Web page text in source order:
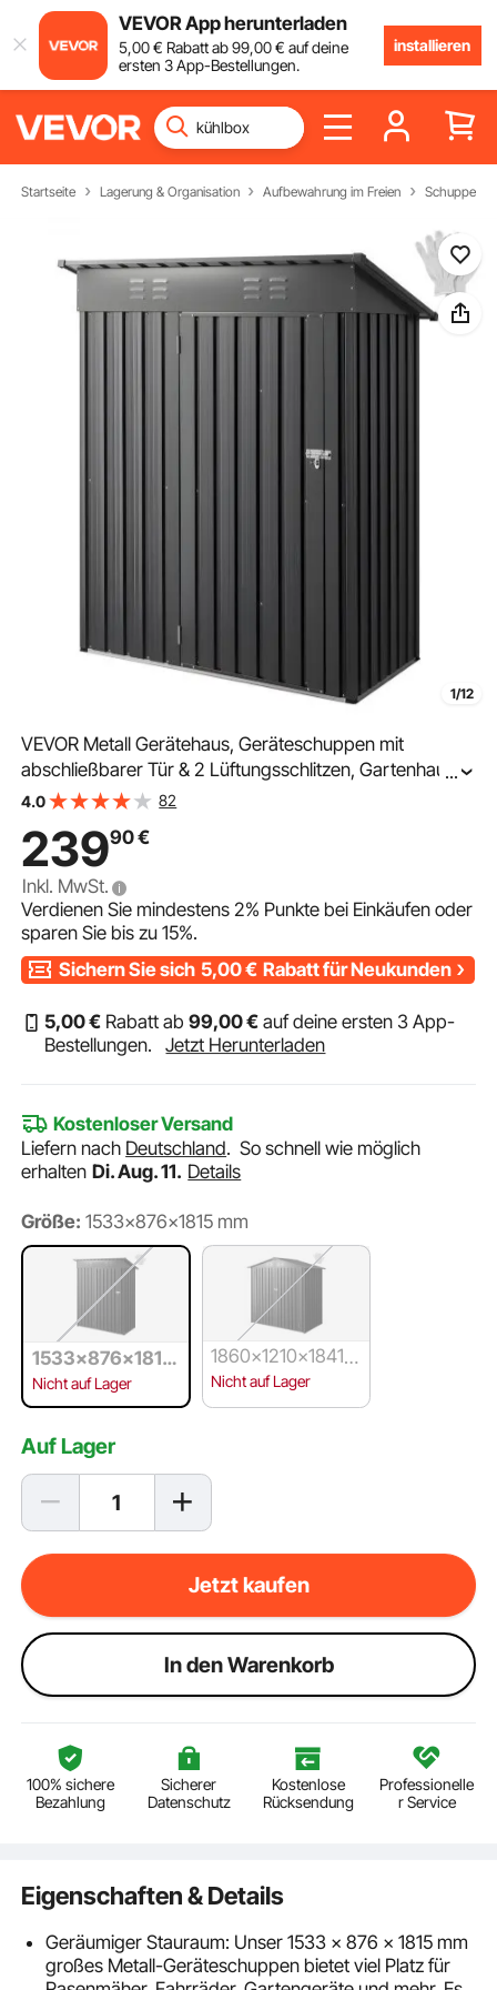
VEVOR App herunterladen
5,00€ Rabatt ab99,00€ auf deine
ersten 3 App-Bestellungen.
installieren
Startseite Lagerung & Organisation Aufbewahrung im Freien Schuppen
1/12
VEVOR Metall Gerätehaus, Geräteschuppen mit
abschließbarer Tür & 2 Lüftungsschlitzen, Gartenhaus
zur Außenaufbewahrung für Hinterhof, Garten,
...
4.0 82
23990€
Inkl. MwSt.
Verdienen Sie mindestens2% Punkte bei Einkäufen oder
sparen Sie bis zu15%.
Sichern Sie sich 5,00€ Rabatt für Neukunden
5,00€ Rabatt ab99,00€ auf deine ersten 3 App-
Bestellungen.
Jetzt Herunterladen
Kostenloser Versand
Liefern nach Deutschland.So schnell wie möglich
erhalten Di. Aug. 11. Details
Größe: 1533x876x1815 mm
1533x876x1815
mm
Nicht auf Lager
1860x1210x1841
mm
Nicht auf Lager
Auf Lager
Jetzt kaufen
ln den Warenkorb
100% sichere
Bezahlung
Sicherer
Datenschutz
Kostenlose
Rücksendung
Professionelle
r Service
Eigenschaften & Details
Geräumiger Stauraum: Unser 1533 x 876 x 1815 mm
großes Metall-Geräteschuppen bietet viel Platz für